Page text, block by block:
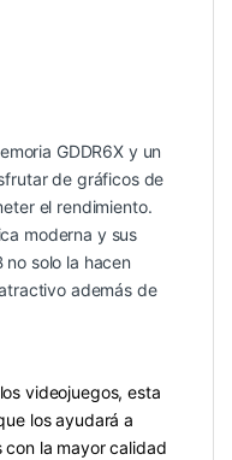
GDDR6X y un
de gráficos de
el rendimiento.
moderna y sus
no solo la hacen
además de
videojuegos, esta
los ayudará a
la mayor calidad